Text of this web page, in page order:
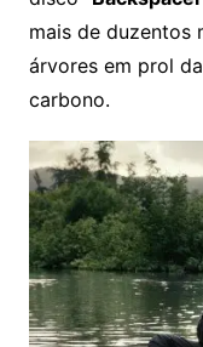
mais de duzentos
árvores em prol
carbono.